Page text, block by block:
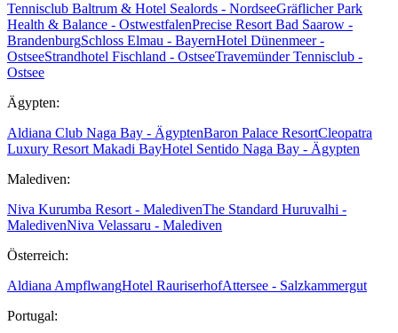
Tennisclub Baltrum & Hotel Sealords - NordseeGräflicher Park
Health & Balance - OstwestfalenPrecise Resort Bad Saarow -
BrandenburgSchloss Elmau - BayernHotel Dünenmeer -
OstseeStrandhotel Fischland - OstseeTravemünder Tennisclub -
Ostsee
Ägypten:
Aldiana Club Naga Bay - ÄgyptenBaron Palace ResortCleopatra
Luxury Resort Makadi BayHotel Sentido Naga Bay - Ägypten
Malediven:
Niva Kurumba Resort - MaledivenThe Standard Huruvalhi -
MaledivenNiva Velassaru - Malediven
Österreich:
Aldiana AmpflwangHotel RauriserhofAttersee - Salzkammergut
Portugal: